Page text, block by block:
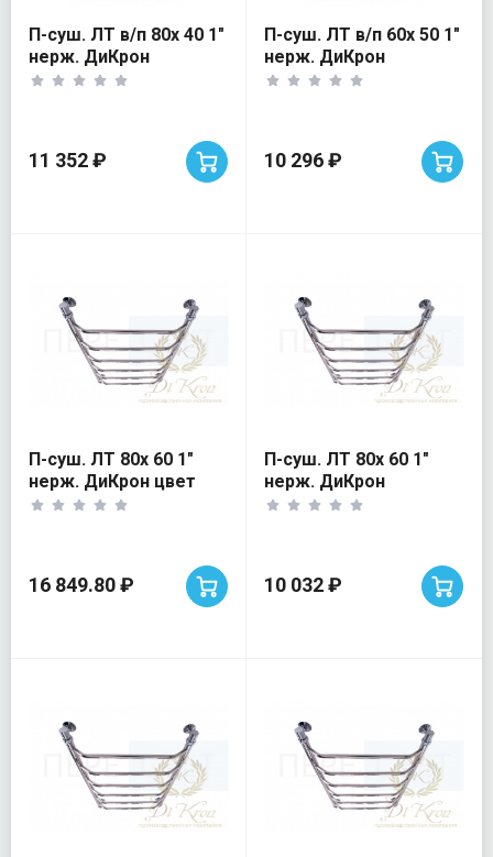
П-суш. ЛТ в/п 80х 40 1"
нерж. ДиКрон
11 352 ₽
П-суш. ЛТ в/п 60х 50 1"
нерж. ДиКрон
10 296 ₽
П-суш. ЛТ 80х 60 1"
нерж. ДиКрон цвет
Белый
16 849.80 ₽
П-суш. ЛТ 80х 60 1"
нерж. ДиКрон
10 032 ₽